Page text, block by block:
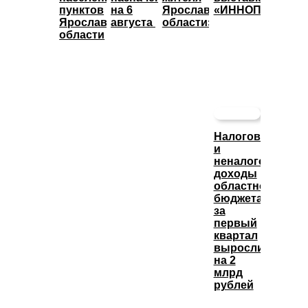
пунктов
Ярославской
области
на 6
августа
Ярославской
области»
«ИННОПРОМ»
Налоговые
и
неналоговые
доходы
областного
бюджета
за
первый
квартал
выросли
на 2
млрд
рублей